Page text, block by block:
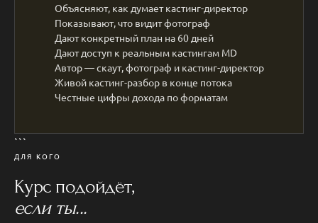
Объясняют, как думает кастинг-директор
Показывают, что видит фотограф
Дают конкретный план на 60 дней
Дают доступ к реальным кастингам MD
Автор — скаут, фотограф и кастинг-директор
Живой кастинг-разбор в конце потока
Честные цифры дохода по форматам
```
ДЛЯ КОГО
Курс подойдёт,
если ты...